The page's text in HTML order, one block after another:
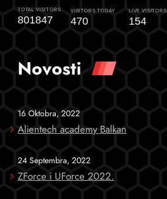
801847
TOTAL VISITORS
470
VISITORS TODAY
154
LIVE VISITORS
Novosti
16 Oktobra, 2022
Alientech academy Balkan
24 Septembra, 2022
ZForce i UForce 2022.